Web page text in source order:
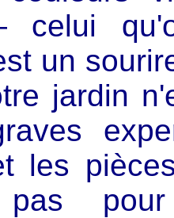
celui
un
jardin
les
pour